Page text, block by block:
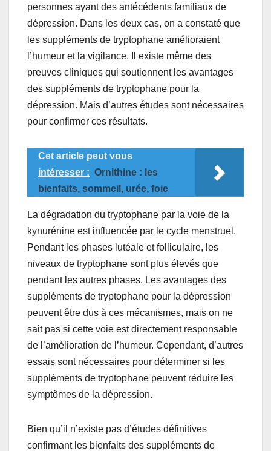
personnes ayant des antécédents familiaux de
dépression. Dans les deux cas, on a constaté que
les suppléments de tryptophane amélioraient
l’humeur et la vigilance. Il existe même des
preuves cliniques qui soutiennent les avantages
des suppléments de tryptophane pour la
dépression. Mais d’autres études sont nécessaires
pour confirmer ces résultats.
Cet article peut vous
intéresser : Ornithine : les
bienfaits, sommeil, urée, foie
La dégradation du tryptophane par la voie de la
kynurénine est influencée par le cycle menstruel.
Pendant les phases lutéale et folliculaire, les
niveaux de tryptophane sont plus élevés que
pendant les autres phases. Les avantages des
suppléments de tryptophane pour la dépression
peuvent être dus à ces mécanismes, mais on ne
sait pas si cette voie est directement responsable
de l’amélioration de l’humeur. Cependant, d’autres
essais sont nécessaires pour déterminer si les
suppléments de tryptophane peuvent réduire les
symptômes de la dépression.
Bien qu’il n’existe pas d’études définitives
confirmant les bienfaits des suppléments de